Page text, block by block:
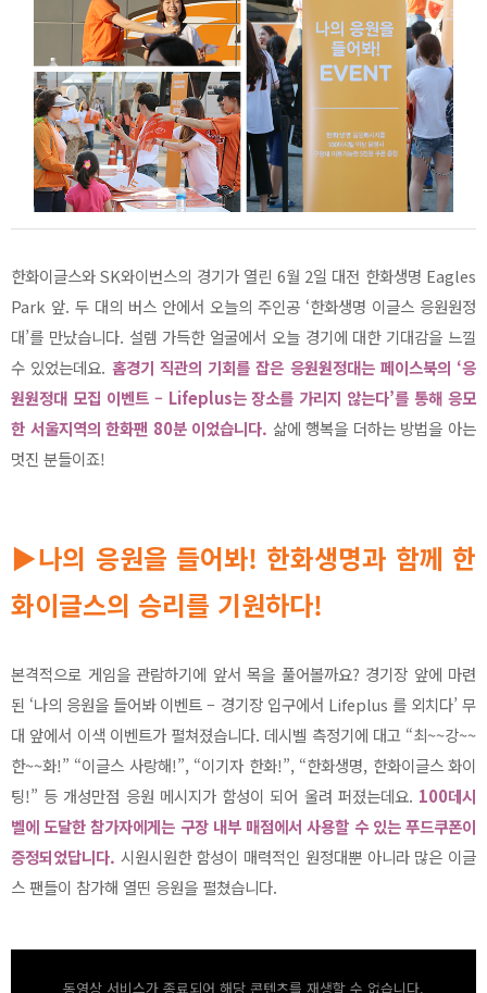
한화이글스와 SK와이번스의 경기가 열린 6월 2일 대전 한화생명 Eagles
Park 앞. 두 대의 버스 안에서 오늘의 주인공 ‘한화생명 이글스 응원원정
대’를 만났습니다. 설렘 가득한 얼굴에서 오늘 경기에 대한 기대감을 느낄
수 있었는데요. 홈경기 직관의 기회를 잡은 응원원정대는 페이스북의 ‘응
원원정대 모집 이벤트 – Lifeplus는 장소를 가리지 않는다’를 통해 응모
한 서울지역의 한화팬 80분 이었습니다. 삶에 행복을 더하는 방법을 아는
멋진 분들이죠!
▶나의 응원을 들어봐! 한화생명과 함께 한
화이글스의 승리를 기원하다!
본격적으로 게임을 관람하기에 앞서 목을 풀어볼까요? 경기장 앞에 마련
된 ‘나의 응원을 들어봐 이벤트 – 경기장 입구에서 Lifeplus 를 외치다’ 무
대 앞에서 이색 이벤트가 펼쳐졌습니다. 데시벨 측정기에 대고 “최~~강~~
한~~화!” “이글스 사랑해!”, “이기자 한화!”, “한화생명, 한화이글스 화이
팅!” 등 개성만점 응원 메시지가 함성이 되어 울려 퍼졌는데요. 100데시
벨에 도달한 참가자에게는 구장 내부 매점에서 사용할 수 있는 푸드쿠폰이
증정되었답니다. 시원시원한 함성이 매력적인 원정대뿐 아니라 많은 이글
스 팬들이 참가해 열띤 응원을 펼쳤습니다.
동영상 서비스가 종료되어 해당 콘텐츠를 재생할 수 없습니다.